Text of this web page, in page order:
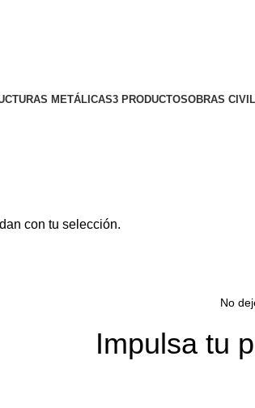
METÁLICAS3 PRODUCTOSOBRAS
con tu selección.
No
Impulsa tu